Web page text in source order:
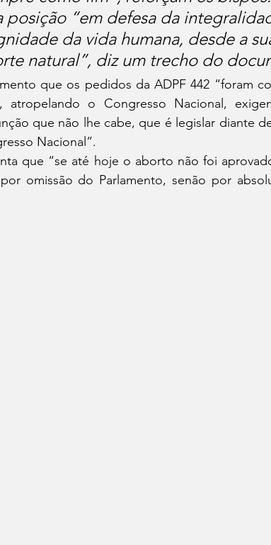
posição “em defesa da
da vida humana, desde a
natural”, diz um trecho do
que os pedidos da ADPF 442 “foram
atropelando o Congresso Nacional,
que não lhe cabe, que é legislar diante
Nacional”.
que “se até hoje o aborto não foi
omissão do Parlamento, senão por